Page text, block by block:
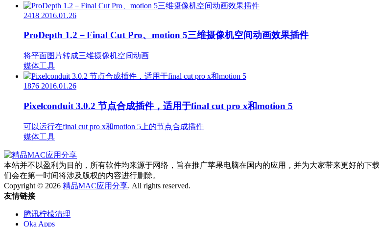
2418 2016.01.26
ProDepth 1.2－Final Cut Pro、motion 5三维摄像机空间动画效果插件
将平面图片转成三维摄像机空间动画
媒体工具
1876 2016.01.26
Pixelconduit 3.0.2 节点合成插件，适用于final cut pro x和motion 5
可以运行在final cut pro x和motion 5上的节点合成插件
媒体工具
本站并不以盈利为目的，所有软件均来源于网络，旨在推广苹果电脑在国内的应用，并为大家带来更好的下
们会在第一时间将涉及版权的内容进行删除。
Copyright © 2026 精品MAC应用分享. All rights reserved.
友情链接
腾讯柠檬清理
Oka Apps